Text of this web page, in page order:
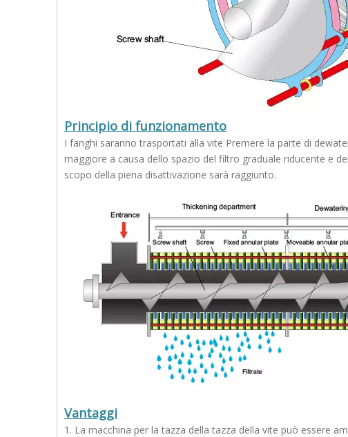
Principio di funzionamento
I fanghi saranno trasportati alla vite Premere la parte di
maggiore a causa dello spazio del filtro graduale riducente e
scopo della piena disattivazione sarà raggiunto.
Vantaggi
1. La macchina per la tazza della tazza della vite può essere